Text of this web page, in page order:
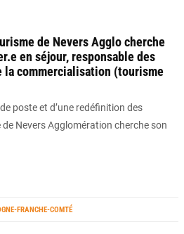
de Nevers Agglo cherche
en séjour, responsable des
la commercialisation (tourisme
poste et d’une redéfinition des
de Nevers Agglomération cherche son
FRANCHE-COMTÉ